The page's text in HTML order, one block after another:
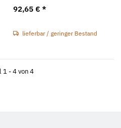
92,65 € *
lieferbar / geringer Bestand
1 - 4 von 4